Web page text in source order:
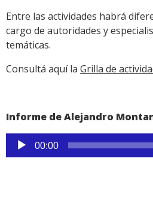
Entre las actividades habrá
cargo de autoridades y
temáticas.
Consultá aquí la Grilla de
Informe de Alejandro
Reproductor
de
00:00